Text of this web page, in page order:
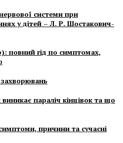
системи при
у дітей – Л. Р. Шостакович-
повний гід по симптомах,
захворювань
параліч кінцівок та що
причини та сучасні